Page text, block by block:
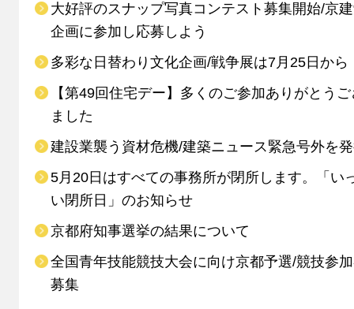
大好評のスナップ写真コンテスト募集開始/京
企画に参加し応募しよう
多彩な日替わり文化企画/戦争展は7月25日から
【第49回住宅デー】多くのご参加ありがとう
ました
建設業襲う資材危機/建築ニュース緊急号外を
5月20日はすべての事務所が閉所します。「い
い閉所日」のお知らせ
京都府知事選挙の結果について
全国青年技能競技大会に向け京都予選/競技参
募集